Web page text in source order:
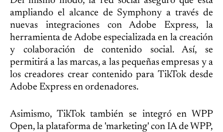
ampliando el alcance de Symphony a través de
nuevas integraciones con Adobe Express, la
herramienta de Adobe especializada en la creación
y colaboración de contenido social. Así, se
permitirá a las marcas, a las pequeñas empresas y a
los creadores crear contenido para TikTok desde
Adobe Express en ordenadores.
Asimismo, TikTok también se integró en WPP
Open, la plataforma de 'marketing' con IA de WPP,